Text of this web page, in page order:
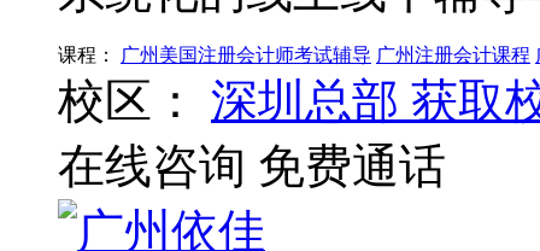
课程： 广州美国注册会计师考试辅导 广州注册会计课程
校区： 深圳总部 获取
在线咨询 免费通话